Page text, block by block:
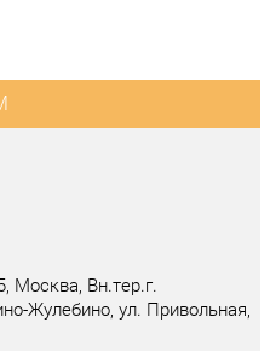
Москва, Вн.тер.г.
Жулебино, ул. Привольная,